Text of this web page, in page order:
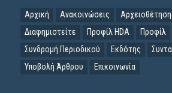
Αρχική Ανακοινώσεις
Αρχειοθέτηση
Διαφημιστείτε
Προφίλ HDA
Προφίλ
Συνδρομή Περιοδικού
Εκδότης
Υποβολή Άρθρου
Επικοινωνία